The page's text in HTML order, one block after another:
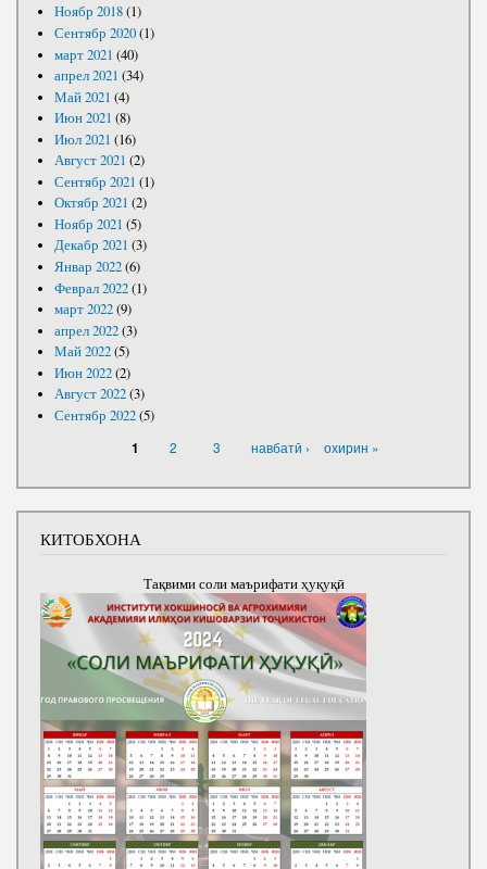
Ноябр 2018(1)
Сентябр 2020(1)
март 2021 (40)
апрел 2021 (34)
Май 2021 (4)
Июн 2021 (8)
Июл 2021 (16)
Август 2021 (2)
Сентябр 2021 (1)
Октябр 2021 (2)
Ноябр 2021 (5)
Декабр 2021 (3)
Январ 2022(6)
Феврал 2022(1)
март 2022(9)
апрел 2022(3)
Май 2022(5)
Июн 2022(2)
Август 2022(3)
Сентябр 2022(5)
1 2 3 навбатӣ › охирин »
КИТОБХОНА
Тақвими соли маърифати ҳуқуқӣ